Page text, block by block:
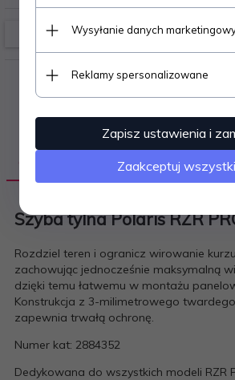
OPIS PRODUKTU
Szyba tylna Polaris RZR
Rozdziel teren i ogranicz wirowanie
zachowując jednocześnie maksymalną
dzięki temu łatwemu w montażu
Konstrukcja z 3-milimetrowego
zapewnia trwałą ochronę.
Numer kat: 2884352
Dedykowana do wszystkich modeli RZR
Wysyłanie danych
Reklamy spersonalizowane
Zapisz ustawienia i
Zaakceptuj